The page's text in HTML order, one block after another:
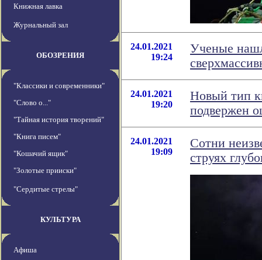
Книжная лавка
Журнальный зал
ОБОЗРЕНИЯ
"Классики и современники"
"Слово о..."
"Тайная история творений"
"Книга писем"
"Кошачий ящик"
"Золотые прииски"
"Сердитые стрелы"
КУЛЬТУРА
Афиша
24.01.2021
19:24
Ученые
24.01.2021
19:20
Новый тип
подвержен
24.01.2021
19:09
Сотни
струях